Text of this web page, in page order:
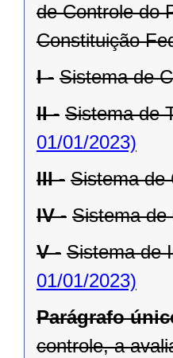
de Controle do
Constituição
I - Sistema de
II - Sistema de
01/01/2023)
III - Sistema de
IV - Sistema de
V - Sistema de
01/01/2023)
Parágrafo
controle, a